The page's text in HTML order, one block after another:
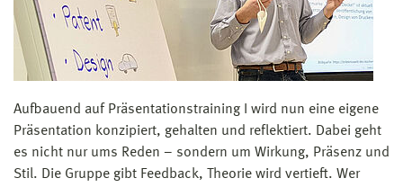
Aufbauend auf Präsentationstraining I wird nun eine eigene
Präsentation konzipiert, gehalten und reflektiert. Dabei geht
es nicht nur ums Reden – sondern um Wirkung, Präsenz und
Stil. Die Gruppe gibt Feedback, Theorie wird vertieft. Wer